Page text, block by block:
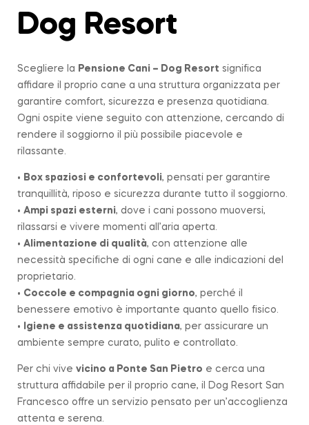
Dog Resort
Scegliere la Pensione Cani – Dog Resort significa
affidare il proprio cane a una struttura organizzata per
garantire comfort, sicurezza e presenza quotidiana.
Ogni ospite viene seguito con attenzione, cercando di
rendere il soggiorno il più possibile piacevole e
rilassante.
• Box spaziosi e confortevoli, pensati per garantire
tranquillità, riposo e sicurezza durante tutto il soggiorno.
• Ampi spazi esterni, dove i cani possono muoversi,
rilassarsi e vivere momenti all’aria aperta.
• Alimentazione di qualità, con attenzione alle
necessità specifiche di ogni cane e alle indicazioni del
proprietario.
• Coccole e compagnia ogni giorno, perché il
benessere emotivo è importante quanto quello fisico.
•
Igiene e assistenza quotidiana, per assicurare un
ambiente sempre curato, pulito e controllato.
Per chi vive vicino a Ponte San Pietro e cerca una
struttura affidabile per il proprio cane, il Dog Resort San
Francesco offre un servizio pensato per un’accoglienza
attenta e serena.